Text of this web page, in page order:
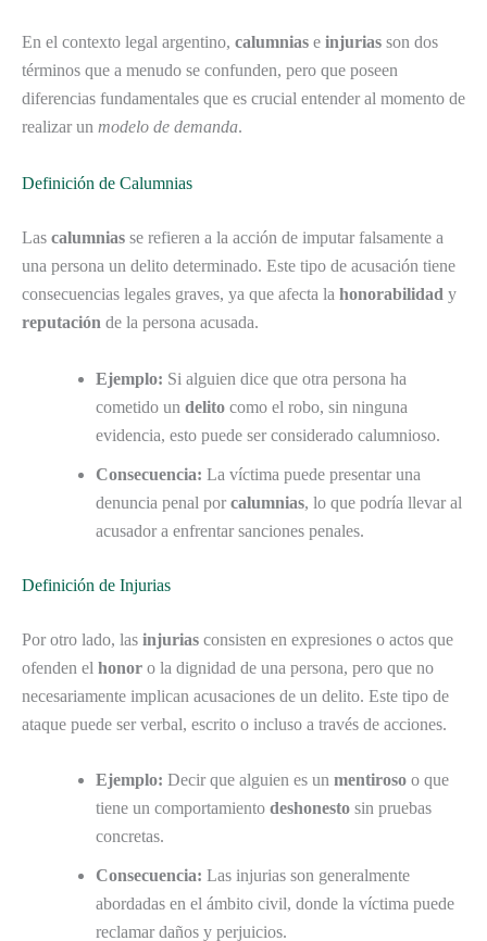
En el contexto legal argentino, calumnias e injurias son dos
términos que a menudo se confunden, pero que poseen
diferencias fundamentales que es crucial entender al momento de
realizar un modelo de demanda.
Definición de Calumnias
Las calumnias se refieren a la acción de imputar falsamente a
una persona un delito determinado. Este tipo de acusación tiene
consecuencias legales graves, ya que afecta la honorabilidad y
reputación de la persona acusada.
Ejemplo: Si alguien dice que otra persona ha
cometido un delito como el robo, sin ninguna
evidencia, esto puede ser considerado calumnioso.
Consecuencia: La víctima puede presentar una
denuncia penal por calumnias, lo que podría llevar al
acusador a enfrentar sanciones penales.
Definición de Injurias
Por otro lado, las injurias consisten en expresiones o actos que
ofenden el honor o la dignidad de una persona, pero que no
necesariamente implican acusaciones de un delito. Este tipo de
ataque puede ser verbal, escrito o incluso a través de acciones.
Ejemplo: Decir que alguien es un mentiroso o que
tiene un comportamiento deshonesto sin pruebas
concretas.
Consecuencia: Las injurias son generalmente
abordadas en el ámbito civil, donde la víctima puede
reclamar daños y perjuicios.